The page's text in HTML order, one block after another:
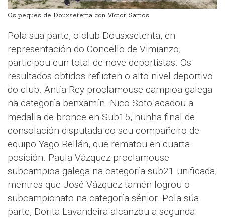
Os peques de Douxsetenta con Víctor Santos
Pola sua parte, o club Dousxsetenta, en
representación do Concello de Vimianzo,
participou cun total de nove deportistas. Os
resultados obtidos reflicten o alto nivel deportivo
do club. Antía Rey proclamouse campioa galega
na categoría benxamín. Nico Soto acadou a
medalla de bronce en Sub15, nunha final de
consolación disputada co seu compañeiro de
equipo Yago Rellán, que rematou en cuarta
posición. Paula Vázquez proclamouse
subcampioa galega na categoría sub21 unificada,
mentres que José Vázquez tamén logrou o
subcampionato na categoría sénior. Pola súa
parte, Dorita Lavandeira alcanzou a segunda